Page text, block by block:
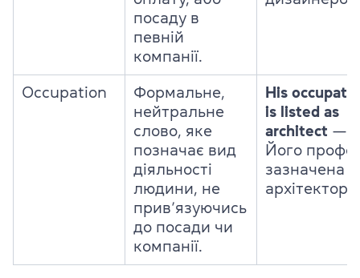
посаду в
певній
компанії.
Occupation
Формальне,
нейтральне
слово, яке
позначає вид
діяльності
людини, не
прив’язуючись
до посади чи
компанії.
His
is listed as
architect —
Його
зазначена
архітектор.